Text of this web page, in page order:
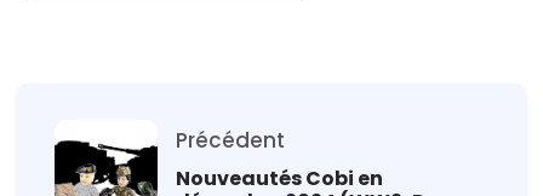
Précédent
Nouveautés Cobi en